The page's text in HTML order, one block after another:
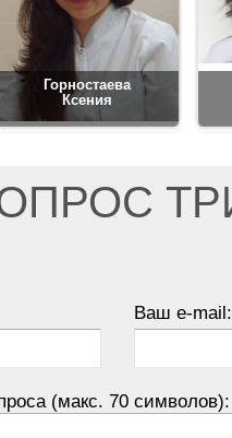
Горностаева
Ксения
Ваш e-mail:
(макс. 70 символов):